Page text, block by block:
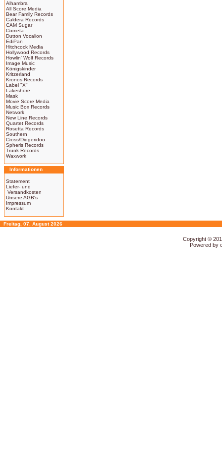
Alhambra
All Score Media
Bear Family Records
Caldera Records
CAM Sugar
Cometa
Dutton Vocalion
EdiPan
Hitchcock Media
Hollywood Records
Howlin' Wolf Records
Image Music
Königskinder
Kritzerland
Kronos Records
Label "X"
Lakeshore
Mask
Movie Score Media
Music Box Records
Network
New Line Records
Quartet Records
Rosetta Records
Southern
Cross/Didgeridoo
Spheris Records
Trunk Records
Waxwork
Informationen
Statement
Liefer- und
Versandkosten
Unsere AGB's
Impressum
Kontakt
Freitag, 07. August 2026
Copyright ©
Powered by